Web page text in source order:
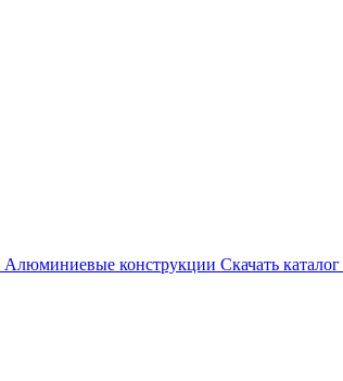
Алюминиевые конструкции Скачать каталог